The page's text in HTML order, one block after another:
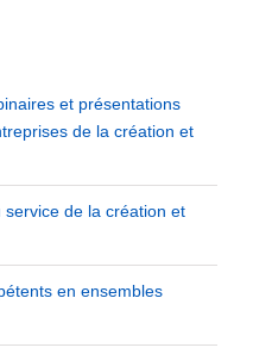
et présentations
de la création et
de la création et
en ensembles